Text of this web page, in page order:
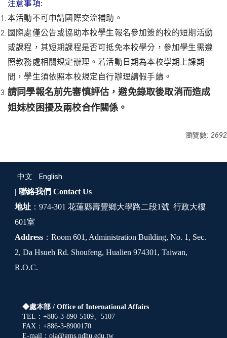
注意事項:
本活動不可申請國際交流補助。
國際處僅公告或協助本校學生報名參加簽約校的短期活動
或課程，其短期課程是否可抵免本校學分，參加學生需遵
照教務處相關規定辦理。若活動日期為本校學期上課期
間，學生須依照本校規定自行辦理請假手續。
請同學報名前先審慎評估，避免錄取後取消而造成
姐妹校困擾及兩校合作關係。
瀏覽數: 2692
中文 English
| 聯絡我們 Contact Us
地址 ：974-301 花蓮縣壽豐鄉大學路二段1號 行政大樓
601室
Address ：Room 601, Administration Building, No. 1, Sec.
2, Da Hsueh Rd. Shoufeng, Hualien 974301, Taiwan,
R.O.C.
◆處本部 / Office of International Affairs
TEL：+886-3-890-5109、5107
FAX：+886-3-8900170
E-mail：oia@gms.ndhu.edu.tw